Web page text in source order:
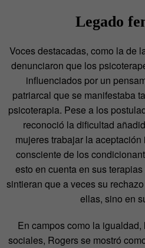
Legado
Voces destacadas, como la de
denunciaron que los
influenciados por un
patriarcal que se manifestaba
psicoterapia. Pese a los
reconoció la dificultad
mujeres trabajar la
consciente de los
esto en cuenta en sus
sintieran que a veces su
ellas, sino en
En campos como la
sociales, Rogers se mostró